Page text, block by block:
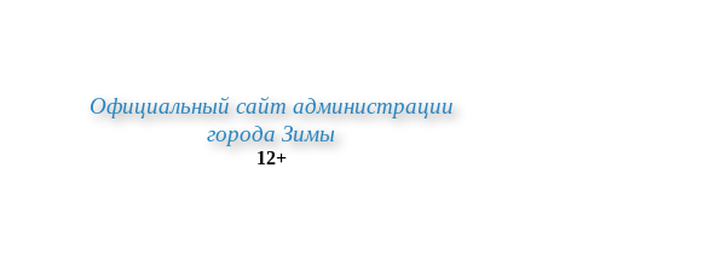
Официальный сайт администрации
города Зимы
12+